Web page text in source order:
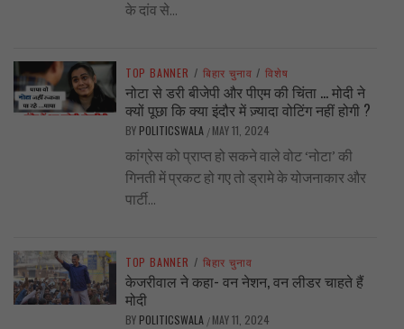
के दांव से...
TOP BANNER / बिहार चुनाव / विशेष
नोटा से डरी बीजेपी और पीएम की चिंता … मोदी ने
क्यों पूछा कि क्या इंदौर में ज़्यादा वोटिंग नहीं होगी ?
BY POLITICSWALA / MAY 11, 2024
कांग्रेस को प्राप्त हो सकने वाले वोट ‘नोटा’ की
गिनती में प्रकट हो गए तो ड्रामे के योजनाकार और
पार्टी...
TOP BANNER / बिहार चुनाव
केजरीवाल ने कहा- वन नेशन, वन लीडर चाहते हैं
मोदी
BY POLITICSWALA / MAY 11, 2024